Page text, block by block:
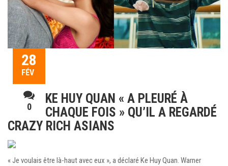
28
FÉV
0
KE HUY QUAN « A PLEURÉ À
CHAQUE FOIS » QU’IL A REGARDÉ
CRAZY RICH ASIANS
« Je voulais être là-haut avec eux », a déclaré Ke Huy Quan. Warner